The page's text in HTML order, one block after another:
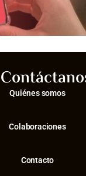
Quiénes somos
Colaboraciones
Contacto